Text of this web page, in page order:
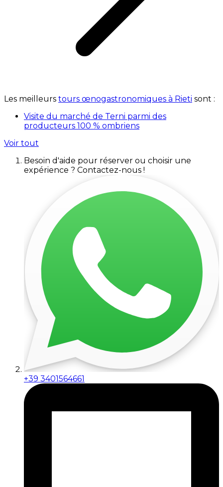
Les meilleurs tours œnogastronomiques à Rieti sont :
Visite du marché de Terni parmi des
producteurs 100 % ombriens
Voir tout
Besoin d'aide pour réserver ou choisir une
expérience ? Contactez-nous !
+39 3401564661